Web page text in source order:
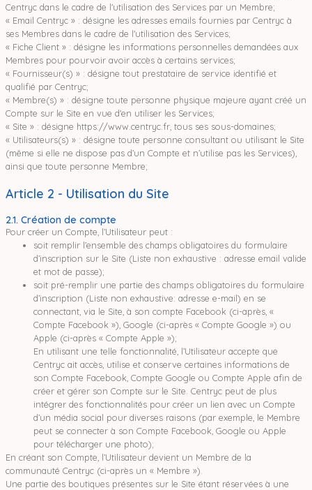
Centryc dans le cadre de l'utilisation des Services par un Membre;
« Email Centryc » : désigne les adresses emails fournies par Centryc à
ses Membres dans le cadre de l'utilisation des Services;
« Fiche Client » : désigne les informations personnelles demandées aux
Membres pour pourvoir avoir accès à certains services;
« Fournisseur(s) » : désigne tout prestataire de service identifié et
qualifié par Centryc;
« Membre(s) » : désigne toute personne physique majeure ayant créé un
Compte sur le Site en vue d'en utiliser les Services;
« Site » : désigne https://www.centryc.fr, tous ses sous-domaines;
« Utilisateurs(s) » : désigne toute personne consultant ou utilisant le Site
(même si elle ne dispose pas d’un Compte et n’utilise pas les Services),
ainsi que toute personne Membre;
Article 2 - Utilisation du Site
2.1. Création de compte
Pour créer un Compte, l’Utilisateur peut :
soit remplir l’ensemble des champs obligatoires du formulaire
d’inscription sur le Site (Liste non exhaustive : adresse email valide
et mot de passe);
soit pré-remplir une partie des champs obligatoires du formulaire
d’inscription (Liste non exhaustive: adresse e-mail) en se
connectant, via le Site, à son compte Facebook (ci-après, «
Compte Facebook »), Google (ci-après « Compte Google ») ou
Apple (ci-après « Compte Apple »);
En utilisant une telle fonctionnalité, l’Utilisateur accepte que
Centryc ait accès, utilise et conserve certaines informations de
son Compte Facebook, Compte Google ou Compte Apple afin de
créer et gérer son Compte sur le Site. Centryc peut de plus
intégrer des fonctionnalités pour créer un lien avec un Compte
d’un média social pour diverses raisons (par exemple, le Membre
peut se connecter à son Compte Facebook, Google ou Apple
pour télécharger une photo);
En créant son Compte, l’Utilisateur devient un Membre de la
communauté Centryc (ci-après un « Membre »).
Une partie des boutiques présentes sur le Site étant réservées à une